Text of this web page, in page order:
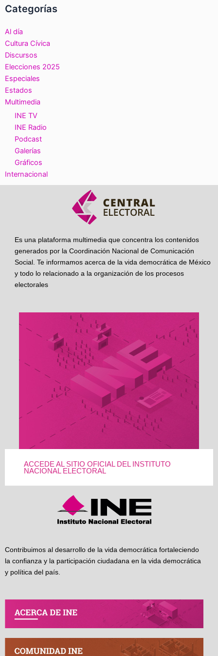
Categorías
Al día
Cultura Cívica
Discursos
Elecciones 2025
Especiales
Estados
Multimedia
INE TV
INE Radio
Podcast
Galerías
Gráficos
Internacional
Es una plataforma multimedia que concentra los contenidos
generados por la Coordinación Nacional de Comunicación
Social. Te informamos acerca de la vida democrática de México
y todo lo relacionado a la organización de los procesos
electorales
ACCEDE AL SITIO OFICIAL DEL INSTITUTO
NACIONAL ELECTORAL
Contribuimos al desarrollo de la vida democrática fortaleciendo
la confianza y la participación ciudadana en la vida democrática
y política del país.